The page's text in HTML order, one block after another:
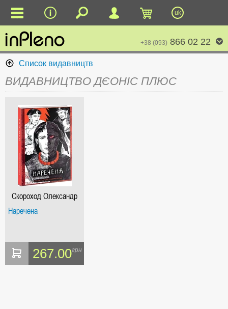
uk
+38 (093) 866 02 22
Список видавництв
ВИДАВНИЦТВО ДЄОНІС ПЛЮС
Скороход Олександр
Наречена
267.00грн